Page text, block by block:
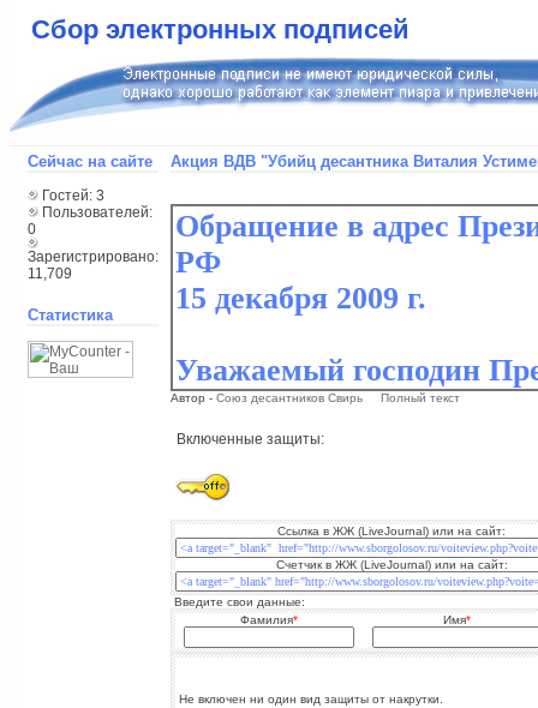
Сбор электронных подписей
Сейчас на сайте
Гостей: 3
Пользователей:
0
Зарегистрировано:
11,709
Статистика
Акция ВДВ "Убийц десантника Виталия
Автор - Союз десантников Свирь Полный текст
Включенные защиты:
Ссылка в ЖЖ (LiveJournal) или на сайт:
Счетчик в ЖЖ (LiveJournal) или на сайт:
Введите свои данные:
Фамилия* Имя*
Не включен ни один вид защиты от накрутки.